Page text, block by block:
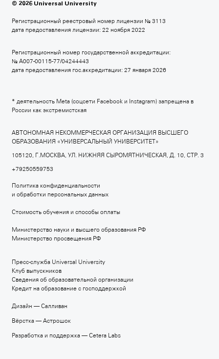
МОСКОВСКАЯ ШКОЛА КИНО
АРХИТЕКТУРНАЯ ШКОЛА МАРШ
+7 495 640 80 15
march.ru
+7 495 640 30 93
MOSCOW SCHOOL OF CONTEMPORARY ART
+7 495 640 30 15
msca.ru
© 2026 Universal University
Регистрационный реестровый номер лицензии № 3113
дата предоставления лицензии: 22 ноября 2022
Регистрационный номер государственной аккредитации:
№ А007-00115-77/04244443
дата предоставления гос.аккредитации: 27 января 2026
* деятельность Meta (соцсети Facebook и Instagram) запрещена в
России как экстремистская
АВТОНОМНАЯ НЕКОММЕРЧЕСКАЯ ОРГАНИЗАЦИЯ ВЫСШЕГО
ОБРАЗОВАНИЯ «УНИВЕРСАЛЬНЫЙ УНИВЕРСИТЕТ»
105120, Г.МОСКВА, УЛ. НИЖНЯЯ СЫРОМЯТНИЧЕСКАЯ, Д. 10, СТР. 3
+79250559753
Политика конфиденциальности
и обработки персональных данных
Стоимость обучения и способы оплаты
Министерство науки и высшего образования РФ
Министерство просвещения РФ
Пресс-служба Universal University
Клуб выпускников
Сведения об образовательной организации
Кредит на образование с господдержкой
Дизайн — Салливан
Вёрстка — Астрошок
Разработка и поддержка — Cetera Labs